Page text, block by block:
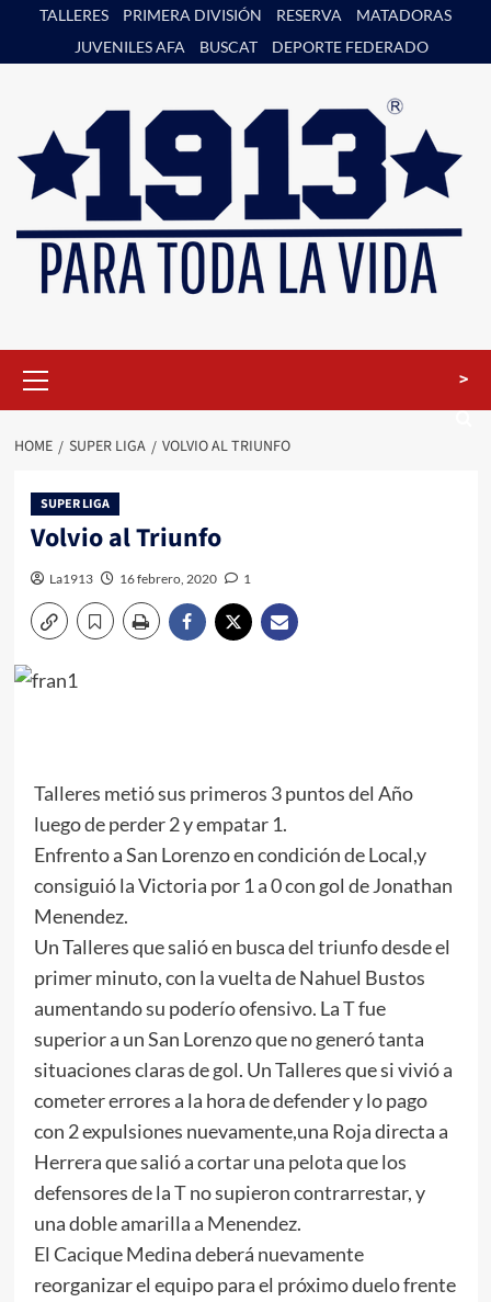
content
TALLERES PRIMERA DIVISIÓN RESERVA
MATADORAS
JUVENILES AFA
BUSCAT DEPORTE FEDERADO
Menu
>
HOME SUPER LIGA VOLVIO AL TRIUNFO
SUPER LIGA
Volvio al Triunfo
La1913 16 febrero, 2020 1
Talleres metió sus primeros 3 puntos del Año
luego de perder 2 y empatar 1.
Enfrento a San Lorenzo en condición de Local,y
consiguió la Victoria por 1 a 0 con gol de Jonathan
Menendez.
Un Talleres que salió en busca del triunfo desde el
primer minuto, con la vuelta de Nahuel Bustos
aumentando su poderío ofensivo. La T fue
superior a un San Lorenzo que no generó tanta
situaciones claras de gol. Un Talleres que si vivió a
cometer errores a la hora de defender y lo pago
con 2 expulsiones nuevamente,una Roja directa a
Herrera que salió a cortar una pelota que los
defensores de la T no supieron contrarrestar, y
una doble amarilla a Menendez.
El Cacique Medina deberá nuevamente
reorganizar el equipo para el próximo duelo frente